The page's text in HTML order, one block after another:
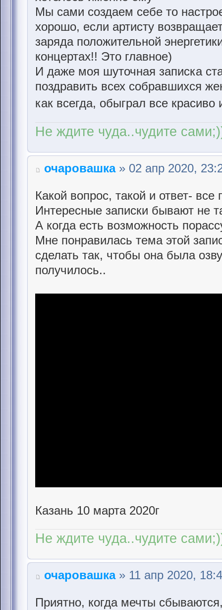
Мы сами создаем себе то
хорошо, если артисту
заряда положительной
концертах!! Это главное)
И даже моя шуточная записка
поздравить всех собравшихся
как всегда, обыграл все красиво
Не ждите чуда..чудите
очаровашка» 02 апр 2020,
Какой вопрос, такой и ответ- все
Интересные записки бывают не
А когда есть возможность
Мне понравилась тема этой
сделать так, чтобы она была
получилось..
Казань 10 марта 2020г
Не ждите чуда..чудите
очаровашка» 11 апр 2020,
Приятно, когда мечты